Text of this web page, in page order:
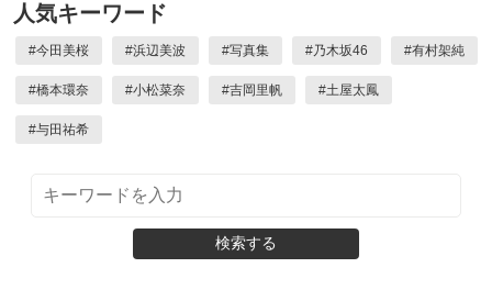
人気キーワード
#今田美桜 #浜辺美波 #写真集 #乃木坂46 #有村架純
#橋本環奈 #小松菜奈 #吉岡里帆 #土屋太鳳
#与田祐希
検索する